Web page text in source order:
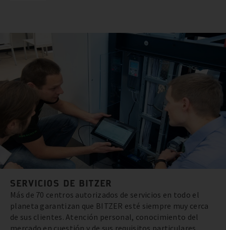
SERVICIOS DE BITZER
Más de 70 centros autorizados de servicios en todo el
planeta garantizan que BITZER esté siempre muy cerca
de sus clientes. Atención personal, conocimiento del
mercado en cuestión y de sus requisitos particulares,